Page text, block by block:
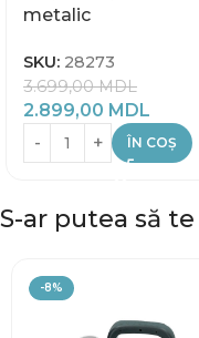
metalic
SKU: 28273
3.699,00MDL
2.899,00 MDL
ÎN COȘ
S-ar putea să
-8%